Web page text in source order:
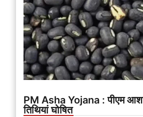
PM Asha Yojana : पीएम आशा
तिथियां घोषित